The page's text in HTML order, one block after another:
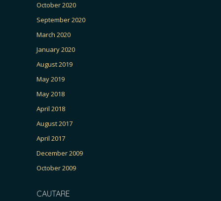
October 2020
September 2020
March 2020
January 2020
August 2019
May 2019
May 2018
April 2018
August 2017
April 2017
December 2009
October 2009
CAUTARE